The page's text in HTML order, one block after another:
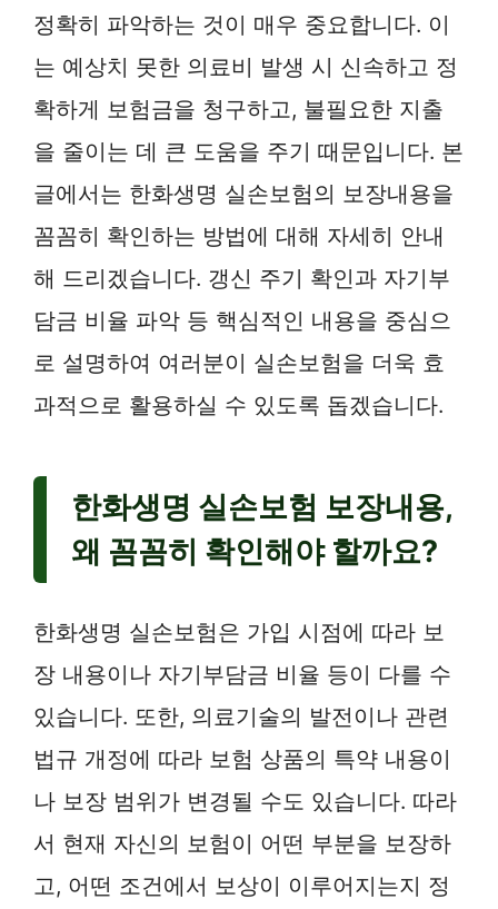
정확히 파악하는 것이 매우 중요합니다. 이
는 예상치 못한 의료비 발생 시 신속하고 정
확하게 보험금을 청구하고, 불필요한 지출
을 줄이는 데 큰 도움을 주기 때문입니다. 본
글에서는 한화생명 실손보험의 보장내용을
꼼꼼히 확인하는 방법에 대해 자세히 안내
해 드리겠습니다. 갱신 주기 확인과 자기부
담금 비율 파악 등 핵심적인 내용을 중심으
로 설명하여 여러분이 실손보험을 더욱 효
과적으로 활용하실 수 있도록 돕겠습니다.
한화생명 실손보험 보장내용,
왜 꼼꼼히 확인해야 할까요?
한화생명 실손보험은 가입 시점에 따라 보
장 내용이나 자기부담금 비율 등이 다를 수
있습니다. 또한, 의료기술의 발전이나 관련
법규 개정에 따라 보험 상품의 특약 내용이
나 보장 범위가 변경될 수도 있습니다. 따라
서 현재 자신의 보험이 어떤 부분을 보장하
고, 어떤 조건에서 보상이 이루어지는지 정